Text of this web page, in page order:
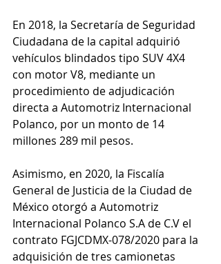
En 2018, la Secretaría de Seguridad
Ciudadana de la capital adquirió
vehículos blindados tipo SUV 4X4
con motor V8, mediante un
procedimiento de adjudicación
directa a Automotriz Internacional
Polanco, por un monto de 14
millones 289 mil pesos.
Asimismo, en 2020, la Fiscalía
General de Justicia de la Ciudad de
México otorgó a Automotriz
Internacional Polanco S.A de C.V el
contrato FGJCDMX-078/2020 para la
adquisición de tres camionetas